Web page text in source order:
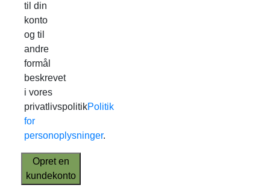
til din
konto
og til
andre
formål
beskrevet
i vores
privatlivspolitikPolitik
for
personoplysninger.
Opret en
kundekonto